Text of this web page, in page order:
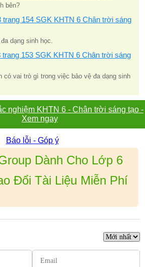
bên?
trang 154 SGK KHTN 6 Chân trời sáng
dạng sinh học.
153 SGK KHTN 6 Chân trời sáng
có vai trò gì trong việc bảo vệ đa dạng sinh
nghiệm KHTN 6 - Chân trời sáng tạo -
Xem ngay
Báo lỗi - Góp ý
Dành Cho Lớp 6
Đổi Tài Liệu Miễn Phí